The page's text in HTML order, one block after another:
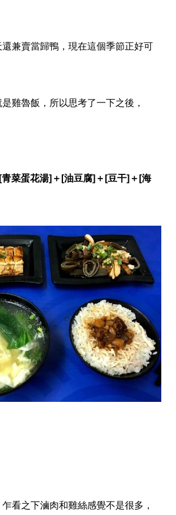
兼賣當歸鴨，現在這個季節正好可
雞魯飯，所以思考了一下之後，
菜蛋花湯]＋[油豆腐]＋[豆干]＋[海
看之下滷肉和雞絲感覺不是很多，